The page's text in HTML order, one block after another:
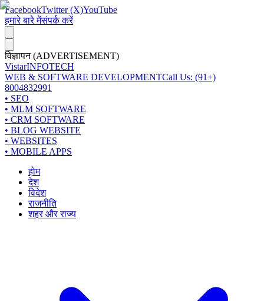
FacebookTwitter (X)YouTube
हमारे बारे मेंसंपर्क करें
विज्ञापन (ADVERTISEMENT)
VistarINFOTECH
WEB & SOFTWARE DEVELOPMENTCall Us: (91+)
8004832991
• SEO
• MLM SOFTWARE
• CRM SOFTWARE
• BLOG WEBSITE
• WEBSITES
• MOBILE APPS
होम
देश
विदेश
राजनीति
शहर और राज्य